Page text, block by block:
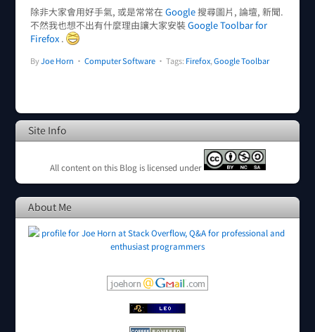
除非大家會用好手氣, 或是常常在 Google搜尋圖片, 論壇, 新聞.
不然我也想不出有什麼理由讓大家安裝Google Toolbar for
Firefox.
ByJoe Horn • Computer Software • Tags: Firefox,Google Toolbar
Site Info
All content on this Blog is licensed under
About Me